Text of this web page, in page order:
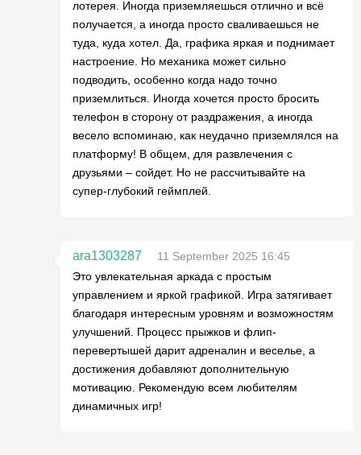
лотерея. Иногда приземляешься отлично и всё
получается, а иногда просто сваливаешься не
туда, куда хотел. Да, графика яркая и поднимает
настроение. Но механика может сильно
подводить, особенно когда надо точно
приземлиться. Иногда хочется просто бросить
телефон в сторону от раздражения, а иногда
весело вспоминаю, как неудачно приземлялся на
платформу! В общем, для развлечения с
друзьями – сойдет. Но не рассчитывайте на
супер-глубокий геймплей.
ara1303287
11 September 2025 16:45
Это увлекательная аркада с простым
управлением и яркой графикой. Игра затягивает
благодаря интересным уровням и возможностям
улучшений. Процесс прыжков и флип-
перевертышей дарит адреналин и веселье, а
достижения добавляют дополнительную
мотивацию. Рекомендую всем любителям
динамичных игр!